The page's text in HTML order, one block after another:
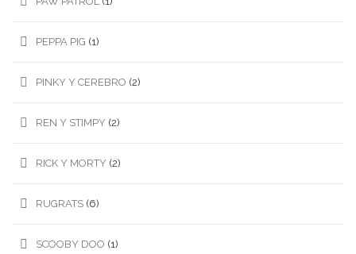
PEPPA PIG (1)
PINKY Y CEREBRO (2)
REN Y STIMPY (2)
RICK Y MORTY (2)
RUGRATS (6)
SCOOBY DOO (1)